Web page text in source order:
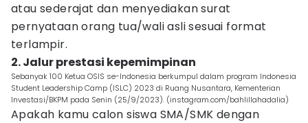
atau sederajat dan menyediakan surat
pernyataan orang tua/wali asli sesuai format
terlampir.
2. Jalur prestasi kepemimpinan
Sebanyak 100 Ketua OSIS se-Indonesia berkumpul dalam program Indonesia
Student Leadership Camp (ISLC) 2023 di Ruang Nusantara, Kementerian
Investasi/BKPM pada Senin (25/9/2023). (instagram.com/bahlillahadalia)
Apakah kamu calon siswa SMA/SMK dengan